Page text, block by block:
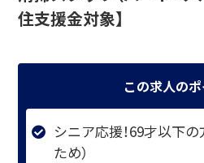
住支援金対象】
この求人の
シニア応援！69才以下
ため）